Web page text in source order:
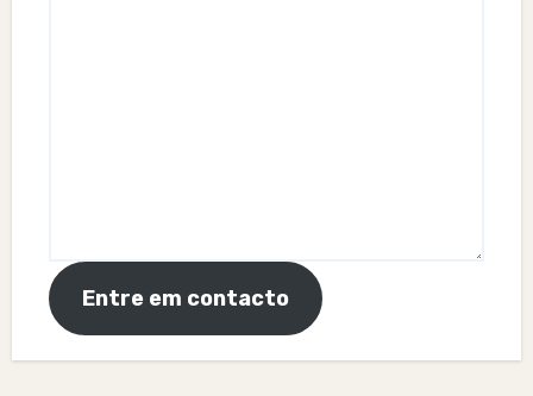
Entre em contacto